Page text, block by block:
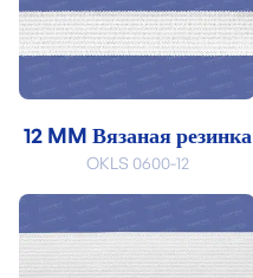
12 MM Вязаная резинка
OKLS 0600-12